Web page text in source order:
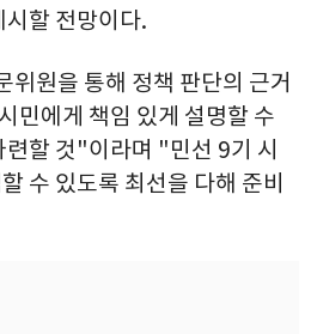
할 전망이다.
위원을 통해 정책 판단의 근거
민에게 책임 있게 설명할 수
할 것"이라며 "민선 9기 시
수 있도록 최선을 다해 준비